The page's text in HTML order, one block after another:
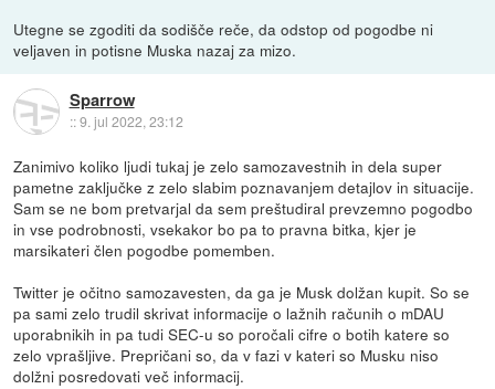
Utegne se zgoditi da sodišče reče, da odstop od pogodbe ni
veljaven in potisne Muska nazaj za mizo.
Sparrow
::9. jul 2022, 23:12
Zanimivo koliko ljudi tukaj je zelo samozavestnih in dela super
pametne zaključke z zelo slabim poznavanjem detajlov in situacije.
Sam se ne bom pretvarjal da sem preštudiral prevzemno pogodbo
in vse podrobnosti, vsekakor bo pa to pravna bitka, kjer je
marsikateri člen pogodbe pomemben.
Twitter je očitno samozavesten, da ga je Musk dolžan kupit. So se
pa sami zelo trudil skrivat informacije o lažnih računih o mDAU
uporabnikih in pa tudi SEC-u so poročali cifre o botih katere so
zelo vprašljive. Prepričani so, da v fazi v kateri so Musku niso
dolžni posredovati več informacij.